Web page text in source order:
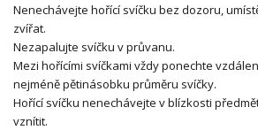
Nenechávejte hořící svíčku bez dozoru,
zvířat.
Nezapalujte svíčku v průvanu.
Mezi hořícími svíčkami vždy ponechte
nejméně pětinásobku průměru svíčky.
Hořící svíčku nenechávejte v blízkosti
vznítit.